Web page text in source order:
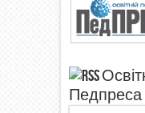
Педпреса